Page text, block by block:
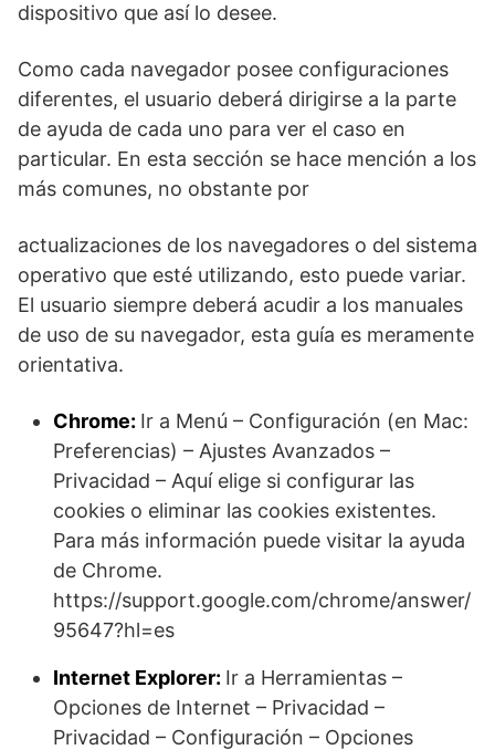
dispositivo que así lo desee.
Como cada navegador posee configuraciones
diferentes, el usuario deberá dirigirse a la parte
de ayuda de cada uno para ver el caso en
particular. En esta sección se hace mención a los
más comunes, no obstante por
actualizaciones de los navegadores o del sistema
operativo que esté utilizando, esto puede variar.
El usuario siempre deberá acudir a los manuales
de uso de su navegador, esta guía es meramente
orientativa.
Chrome: Ir a Menú – Configuración (en Mac:
Preferencias) – Ajustes Avanzados –
Privacidad – Aquí elige si configurar las
cookies o eliminar las cookies existentes.
Para más información puede visitar la ayuda
de Chrome.
https://support.google.com/chrome/answer/
95647?hl=es
Internet Explorer: Ir a Herramientas –
Opciones de Internet – Privacidad –
Privacidad – Configuración – Opciones